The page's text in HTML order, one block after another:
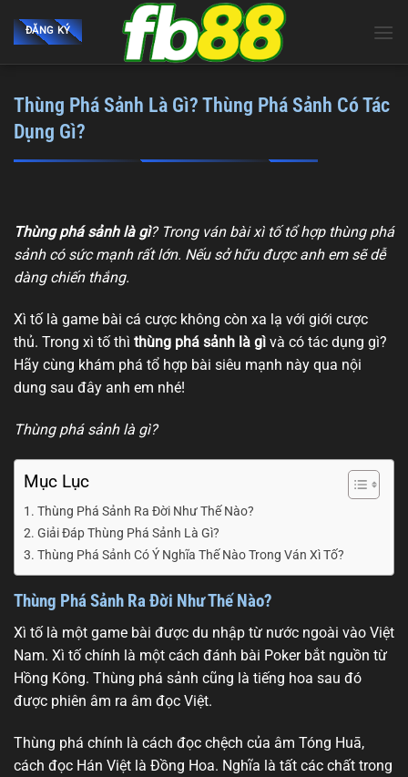
ĐĂNG KÝ
Thùng Phá Sảnh Là Gì? Thùng Phá Sảnh Có Tác
Dụng Gì?
Thùng phá sảnh là gì? Trong ván bài xì tố tổ hợp thùng phá
sảnh có sức mạnh rất lớn. Nếu sở hữu được anh em sẽ dễ
dàng chiến thắng.
Xì tố là game bài cá cược không còn xa lạ với giới cược
thủ. Trong xì tố thì thùng phá sảnh là gì và có tác dụng gì?
Hãy cùng khám phá tổ hợp bài siêu mạnh này qua nội
dung sau đây anh em nhé!
Thùng phá sảnh là gì?
Mục Lục
Thùng Phá Sảnh Ra Đời Như Thế Nào?
Giải Đáp Thùng Phá Sảnh Là Gì?
Thùng Phá Sảnh Có Ý Nghĩa Thế Nào Trong Ván Xì Tố?
Thùng Phá Sảnh Ra Đời Như Thế Nào?
Xì tố là một game bài được du nhập từ nước ngoài vào Việt
Nam. Xì tố chính là một cách đánh bài Poker bắt nguồn từ
Hồng Kông. Thùng phá sảnh cũng là tiếng hoa sau đó
được phiên âm ra âm đọc Việt.
Thùng phá chính là cách đọc chệch của âm Tóng Huā,
cách đọc Hán Việt là Đồng Hoa. Nghĩa là tất các chất trong